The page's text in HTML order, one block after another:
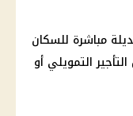
مباشرة للسكان
التمويلي أو